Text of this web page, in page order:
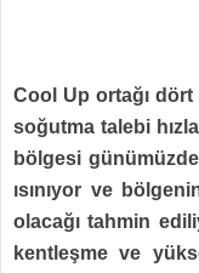
Cool Up ortağı dört
soğutma talebi
bölgesi günümüzde
ısınıyor ve
olacağı tahmin
kentleşme ve